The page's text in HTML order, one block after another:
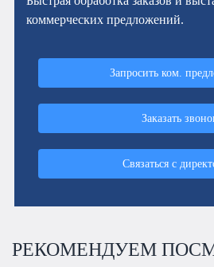
коммерческих предложений.
Запросить ком.
Заказать
Связаться с
РЕКОМЕНДУЕМ